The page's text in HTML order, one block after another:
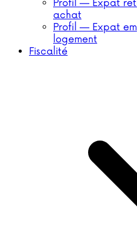
Profil — Expat
achat
Profil — Expat
logement
Fiscalité